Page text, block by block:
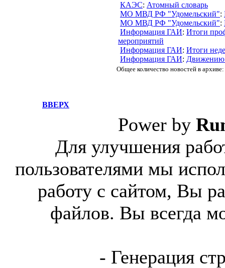
КАЭС: Атомный словарь
МО МВД РФ "Удомельский":
МО МВД РФ "Удомельский":
Информация ГАИ: Итоги
мероприятий
Информация ГАИ: Итоги
Информация ГАИ:
Общее количество новостей в
ВВЕРХ
Power by
Для улучшения
пользователями мы
работу с сайтом, Вы
файлов. Вы всегда
- Генерация